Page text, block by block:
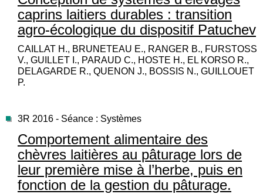
caprins laitiers durables : transition
agro-écologique du dispositif Patuchev
CAILLAT H., BRUNETEAU E., RANGER B., FURSTOSS
V., GUILLET I., PARAUD C., HOSTE H., EL KORSO R.,
DELAGARDE R., QUENON J., BOSSIS N., GUILLOUET
P.
3R 2016 - Séance : Systèmes
Comportement alimentaire des
chèvres laitières au pâturage lors de
leur première mise à l’herbe, puis en
fonction de la gestion du pâturage.